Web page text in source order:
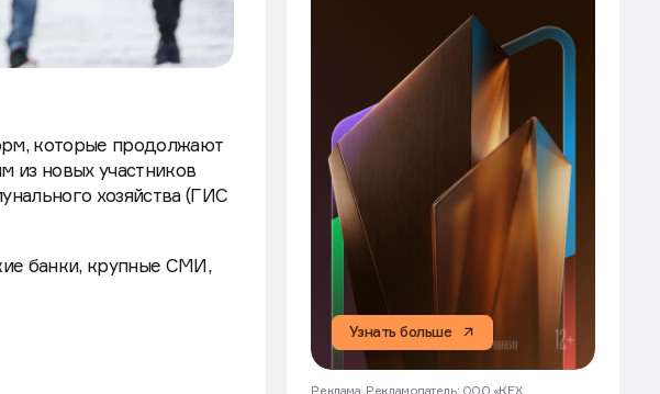
которые продолжают
из новых участников
хозяйства (ГИС
банки, крупные СМИ,
Узнать больше
Реклама. Рекламодатель: ООО «КЕХ